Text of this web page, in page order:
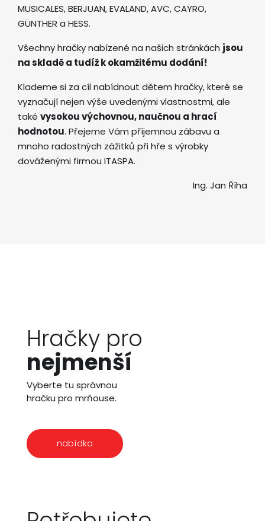
MUSICALES, BERJUAN, EVALAND, AVC, CAYRO,
GÜNTHER a HESS.
Všechny hračky nabízené na našich stránkách jsou
na skladě a tudíž k okamžitému dodání!
Klademe si za cíl nabídnout dětem hračky, které se
vyznačují nejen výše uvedenými vlastnostmi, ale
také vysokou výchovnou, naučnou a hrací
hodnotou. Přejeme Vám příjemnou zábavu a
mnoho radostných zážitků při hře s výrobky
dováženými firmou ITASPA.
Ing. Jan Říha
Hračky pro
nejmenší
Vyberte tu správnou
hračku pro mrňouse.
nabídka